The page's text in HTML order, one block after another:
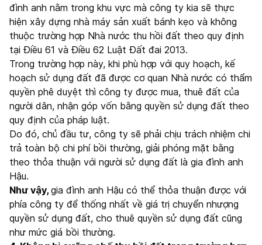
đình anh nằm trong khu vực mà công ty kia sẽ thực
hiện xây dựng nhà máy sản xuất bánh kẹo và không
thuộc trường hợp Nhà nước thu hồi đất theo quy định
tại Điều 61 và Điều 62 Luật Đất đai 2013.
Trong trường hợp này, khi phù hợp với quy hoạch, kế
hoạch sử dụng đất đã được cơ quan Nhà nước có thẩm
quyền phê duyệt thì công ty được mua, thuê đất của
người dân, nhận góp vốn bằng quyền sử dụng đất theo
quy định của pháp luật.
Do đó, chủ đầu tư, công ty sẽ phải chịu trách nhiệm chi
trả toàn bộ chi phí bồi thường, giải phóng mặt bằng
theo thỏa thuận với người sử dụng đất là gia đình anh
Hậu.
Như vậy, gia đình anh Hậu có thể thỏa thuận được với
phía công ty để thống nhất về giá trị chuyển nhượng
quyền sử dụng đất, cho thuê quyền sử dụng đất cũng
như mức giá bồi thường.